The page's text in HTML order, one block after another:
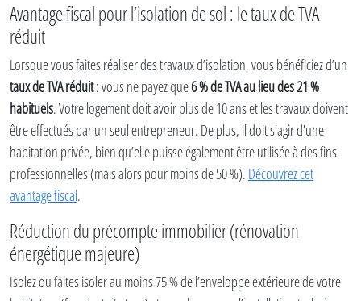
Avantage fiscal pour l’isolation de sol : le taux de TVA
réduit
Lorsque vous faites réaliser des travaux d’isolation, vous bénéficiez d’un
taux de TVA réduit: vous ne payez que6 % de TVA au lieu des 21 %
habituels. Votre logement doit avoir plus de 10 ans et les travaux doivent
être effectués par un seul entrepreneur. De plus, il doit s’agir d’une
habitation privée, bien qu’elle puisse également être utilisée à des fins
professionnelles (mais alors pour moins de 50 %). Découvrez cet
avantage fiscal.
Réduction du précompte immobilier (rénovation
énergétique majeure)
Isolez ou faites isoler au moins 75 % de l’enveloppe extérieure de votre